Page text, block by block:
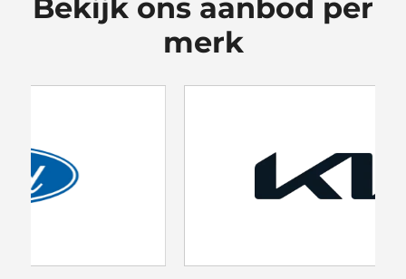
Bekijk ons aanbod per
merk